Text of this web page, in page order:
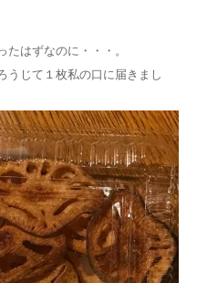
はずなのに・・・。
うじて１枚私の口に届きまし